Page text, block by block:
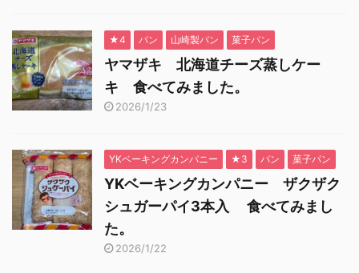
★4 パン 山崎製パン 菓子パン
ヤマザキ 北海道チーズ蒸しケー
キ 食べてみました。
2026/1/23
YKベーキングカンパニー ★3 パン 菓子パン
YKベーキングカンパニー ザクザク
シュガーパイ3本入 食べてみまし
た。
2026/1/22